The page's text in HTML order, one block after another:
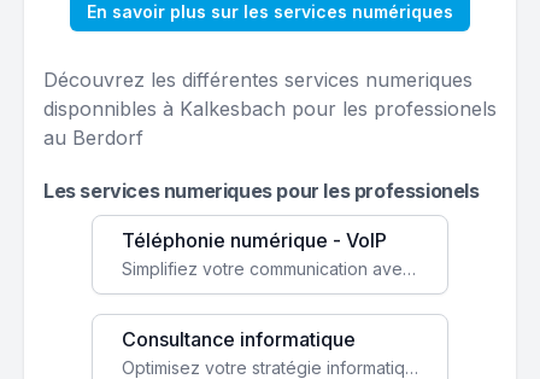
En savoir plus sur les services numériques
Découvrez les différentes services numeriques
disponnibles à Kalkesbach pour les professionels
au Berdorf
Les services numeriques pour les professionels
Téléphonie numérique - VoIP
Simplifiez votre communication avec une solution VoIP flexible, économique et adaptée à vos besoins professionnels.
Consultance informatique
Optimisez votre stratégie informatique avec l'expertise de nos consultants pour améliorer votre efficacité et sécurité.